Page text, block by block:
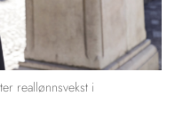
reallønnsvekst i